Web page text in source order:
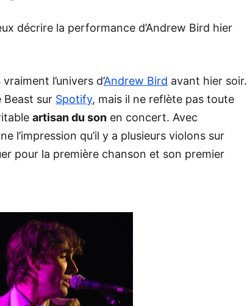
décrire la performance d’Andrew Bird hier
l’univers d’Andrew Bird avant hier soir.
Beast sur Spotify, mais il ne reflète pas toute
artisan du son en concert. Avec
l’impression qu’il y a plusieurs violons sur
pour la première chanson et son premier